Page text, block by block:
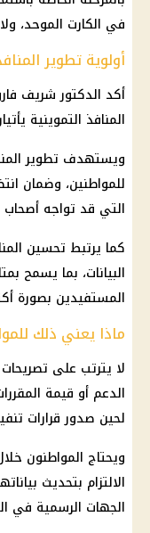
في الكارت الموحد،
أولوية تطوير
أكد الدكتورشريف
المنافذ التموينية
ويستهدف تطوير
للمواطنين، وضمان
التي قد تواجه أصحاب
كما يرتبط تحسين
البيانات، بما يسمح
المستفيدين بصورة
ماذا يعني ذلك
لا يترتب على
الدعم أو قيمة
لحين صدور قرارات
ويحتاج المواطنون
الالتزام بتحديث
الجهات الرسمية في